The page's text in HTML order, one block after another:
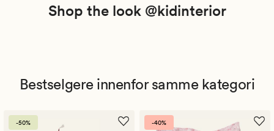
Shop the look @kidinterior
Bestselgere innenfor samme kategori
-50% -40%